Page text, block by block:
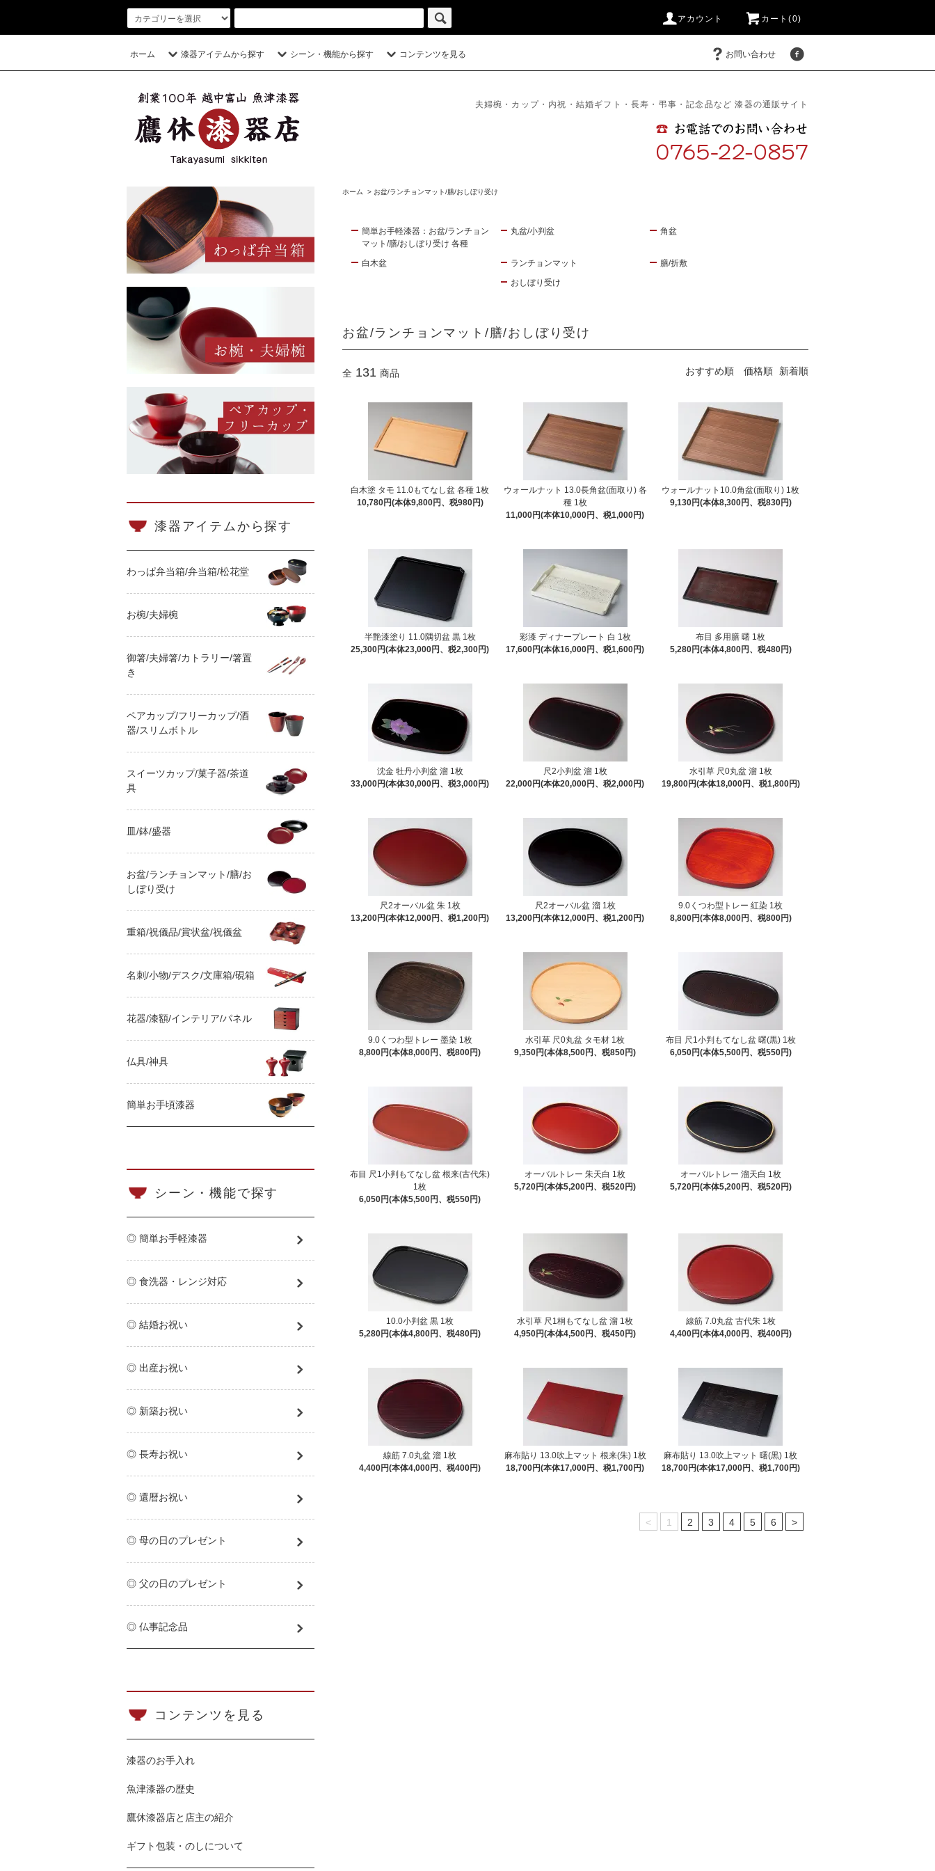
アカウント カート(0)
ホーム 漆器アイテムから探す シーン・機能から探す コンテンツを見る お問い合わせ
夫婦椀・カップ・内祝・結婚ギフト・長寿・弔事・記念品など 漆器の通販サイト
ホーム > お盆/ランチョンマット/膳/おしぼり受け
簡単お手軽漆器：お盆/ランチョン
マット/膳/おしぼり受け 各種
丸盆/小判盆 角盆
白木盆 ランチョンマット
膳/折敷
おしぼり受け
お盆/ランチョンマット/膳/おしぼり受け
全 131 商品 おすすめ順 価格順 新着順
白木塗 タモ 11.0もてなし盆 各種 1枚
10,780円(本体9,800円、税980円)
ウォールナット 13.0長角盆(面取り) 各
種 1枚
11,000円(本体10,000円、税1,000円)
ウォールナット10.0角盆(面取り) 1枚
9,130円(本体8,300円、税830円)
半艶漆塗り 11.0隅切盆 黒 1枚
25,300円(本体23,000円、税2,300円)
彩漆 ディナープレート 白 1枚
17,600円(本体16,000円、税1,600円)
布目 多用膳 曙 1枚
5,280円(本体4,800円、税480円)
沈金 牡丹小判盆 溜 1枚
33,000円(本体30,000円、税3,000円)
尺2小判盆 溜 1枚
22,000円(本体20,000円、税2,000円)
水引草 尺0丸盆 溜 1枚
19,800円(本体18,000円、税1,800円)
尺2オーバル盆 朱 1枚
13,200円(本体12,000円、税1,200円)
尺2オーバル盆 溜 1枚
13,200円(本体12,000円、税1,200円)
9.0くつわ型トレー 紅染 1枚
8,800円(本体8,000円、税800円)
9.0くつわ型トレー 墨染 1枚
8,800円(本体8,000円、税800円)
水引草 尺0丸盆 タモ材 1枚
9,350円(本体8,500円、税850円)
布目 尺1小判もてなし盆 曙(黒) 1枚
6,050円(本体5,500円、税550円)
布目 尺1小判もてなし盆 根来(古代朱)
1枚
6,050円(本体5,500円、税550円)
オーバルトレー 朱天白 1枚
5,720円(本体5,200円、税520円)
オーバルトレー 溜天白 1枚
5,720円(本体5,200円、税520円)
10.0小判盆 黒 1枚
5,280円(本体4,800円、税480円)
水引草 尺1桐もてなし盆 溜 1枚
4,950円(本体4,500円、税450円)
線筋 7.0丸盆 古代朱 1枚
4,400円(本体4,000円、税400円)
線筋 7.0丸盆 溜 1枚
4,400円(本体4,000円、税400円)
麻布貼り 13.0吹上マット 根来(朱) 1枚
18,700円(本体17,000円、税1,700円)
麻布貼り 13.0吹上マット 曙(黒) 1枚
18,700円(本体17,000円、税1,700円)
< 1 2 3 4 5 6 >
漆器アイテムから探す
わっぱ弁当箱/弁当箱/松花堂
お椀/夫婦椀
御箸/夫婦箸/カトラリー/箸置
き
ペアカップ/フリーカップ/酒
器/スリムボトル
スイーツカップ/菓子器/茶道
具
皿/鉢/盛器
お盆/ランチョンマット/膳/お
しぼり受け
重箱/祝儀品/賞状盆/祝儀盆
名刺/小物/デスク/文庫箱/硯箱
花器/漆額/インテリア/パネル
仏具/神具
簡単お手頃漆器
シーン・機能で探す
◎ 簡単お手軽漆器
◎ 食洗器・レンジ対応
◎ 結婚お祝い
◎ 出産お祝い
◎ 新築お祝い
◎ 長寿お祝い
◎ 還暦お祝い
◎ 母の日のプレゼント
◎ 父の日のプレゼント
◎ 仏事記念品
コンテンツを見る
漆器のお手入れ
魚津漆器の歴史
鷹休漆器店と店主の紹介
ギフト包装・のしについて